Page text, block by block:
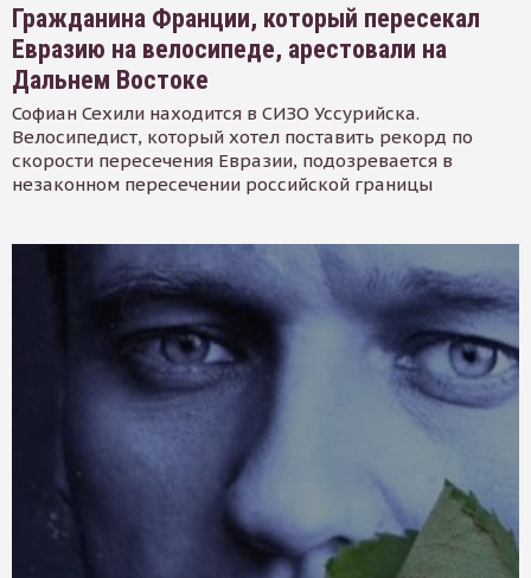
Гражданина Франции, который пересекал
Евразию на велосипеде, арестовали на
Дальнем Востоке
Софиан Сехили находится в СИЗО Уссурийска.
Велосипедист, который хотел поставить рекорд по
скорости пересечения Евразии, подозревается в
незаконном пересечении российской границы